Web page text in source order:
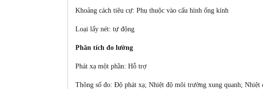
Khoảng cách tiêu cự: Phụ thuộc vào cấu hình ống kính
Loại lấy nét: tự động
Phân tích đo lường
Phát xạ một phần: Hỗ trợ
Thông số đo: Độ phát xạ; Nhiệt độ môi trường xung quanh;